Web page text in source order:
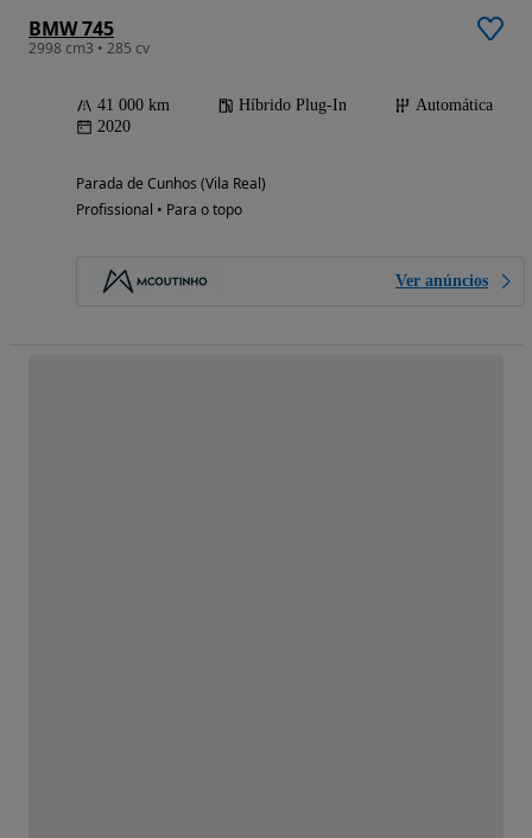
BMW 745
2998 cm3 • 285 cv
41 000 km Híbrido Plug-In
Automática
2020
Parada de Cunhos (Vila Real)
Profissional • Para o topo
Ver anúncios